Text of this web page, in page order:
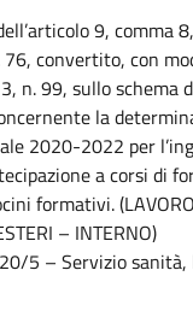
9, comma
convertito, con
n. 99, sullo schema
la
2020-2022 per
a corsi di
formativi.
– INTERNO)
5 – Servizio sanità,